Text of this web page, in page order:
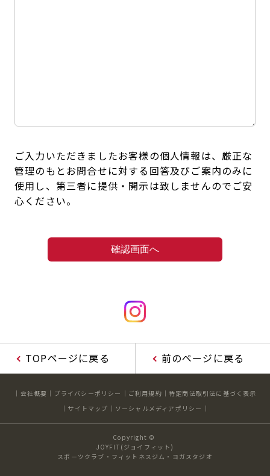
ご入力いただきましたお客様の個人情報は、厳正な
管理のもとお問合せに対する回答及びご案内のみに
使用し、第三者に提供・開示は致しませんのでご安
心ください。
TOPページに戻る 前のページに戻る
会社概要 プライバシーポリシー ご利用規約
特定商法取引法に基づく表示
サイトマップ
ソーシャルメディアポリシー
Copyright ©
JOYFIT(ジョイフィット)
スポーツクラブ・フィットネスジム・ヨガスタジオ